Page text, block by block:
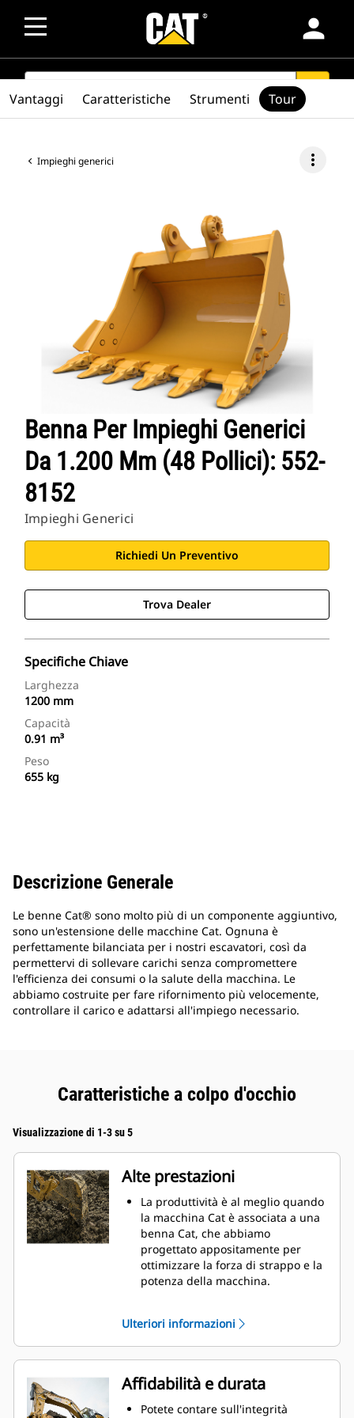
person
SEARCH search
Impieghi generici more_vert
Benna Per Impieghi Generici
Da 1.200 Mm (48 Pollici): 552-
8152
Impieghi Generici
Richiedi Un Preventivo
Trova Dealer
Specifiche Chiave
Larghezza
1200 mm
Capacità
0.91 m³
Peso
655 kg
Vantaggi Caratteristiche Strumenti Tour
Descrizione Generale
Le benne Cat® sono molto più di un componente aggiuntivo,
sono un'estensione delle macchine Cat. Ognuna è
perfettamente bilanciata per i nostri escavatori, così da
permettervi di sollevare carichi senza compromettere
l'efficienza dei consumi o la salute della macchina. Le
abbiamo costruite per fare rifornimento più velocemente,
controllare il carico e adattarsi all'impiego necessario.
Caratteristiche a colpo d'occhio
Visualizzazione di 1-3 su 5
Alte prestazioni
La produttività è al meglio quando
la macchina Cat è associata a una
benna Cat, che abbiamo
progettato appositamente per
ottimizzare la forza di strappo e la
potenza della macchina.
benna. Il gioco del tallone
aggiunto assicura che il fondo
della benna non si trascini,
riducendo i costi della
manutenzione.
I consumi di carburante si
Ulteriori informazioni
Affidabilità e durata
Potete contare sull'integrità